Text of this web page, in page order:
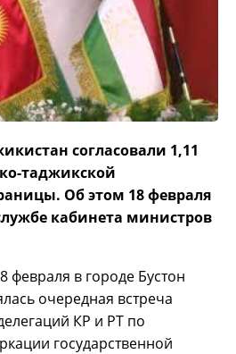
согласовали 1,11
таджикской
Об этом 18 февраля
кабинета министров
февраля в городе Бустон
очередная встреча
КР и РТ по
государственной